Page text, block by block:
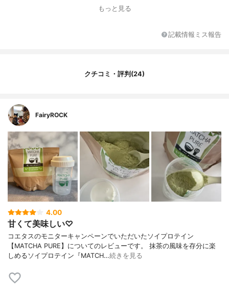
魚コラーゲンペプチド
もっと見る
記載情報ミス報告
クチコミ・評判(24)
FairyROCK
4.00
甘くて美味しい♡
コエタスのモニターキャンペーンでいただいたソイプロテイン
【MATCHA PURE】についてのレビューです。 抹茶の風味を存分に楽
しめるソイプロテイン『MATCH…続きを見る